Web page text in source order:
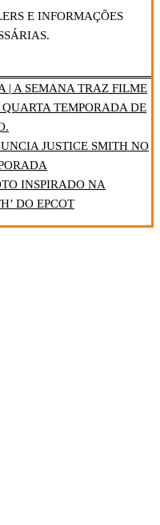
E INFORMAÇÕES
| A SEMANA TRAZ FILME
QUARTA TEMPORADA DE
JUSTICE SMITH NO
INSPIRADO NA
DO EPCOT